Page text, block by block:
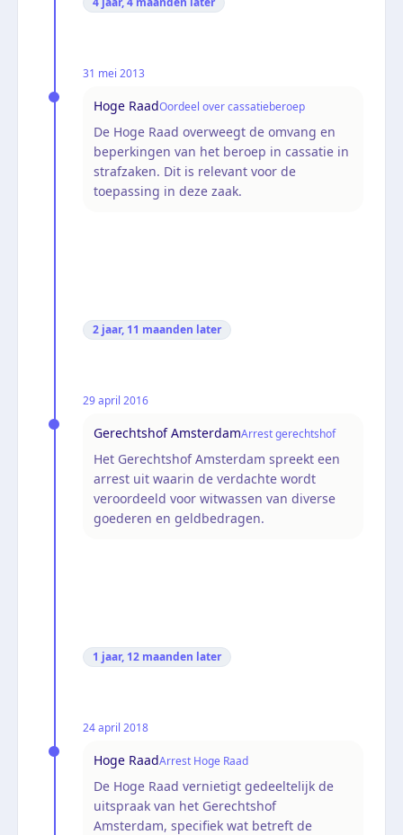
31 mei 2013
Hoge RaadOordeel over cassatieberoep
De Hoge Raad overweegt de omvang en
beperkingen van het beroep in cassatie in
strafzaken. Dit is relevant voor de
toepassing in deze zaak.
2 jaar, 11 maanden later
29 april 2016
Gerechtshof AmsterdamArrest gerechtshof
Het Gerechtshof Amsterdam spreekt een
arrest uit waarin de verdachte wordt
veroordeeld voor witwassen van diverse
goederen en geldbedragen.
1 jaar, 12 maanden later
24 april 2018
Hoge RaadArrest Hoge Raad
De Hoge Raad vernietigt gedeeltelijk de
uitspraak van het Gerechtshof
Amsterdam, specifiek wat betreft de